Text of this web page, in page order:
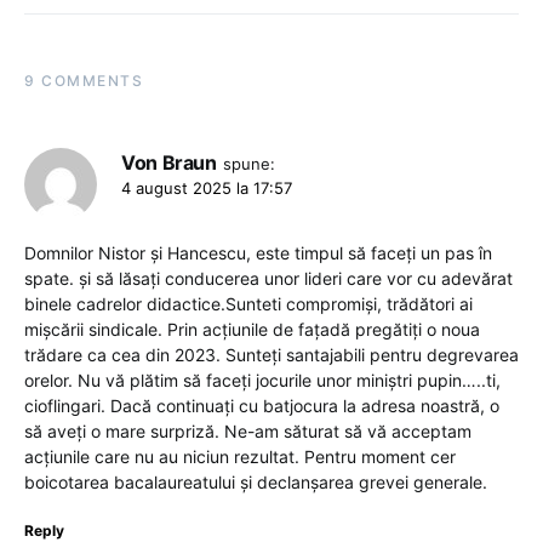
9 COMMENTS
Von Braun spune:
4 august 2025 la 17:57
Domnilor Nistor și Hancescu, este timpul să faceți un pas în
spate. și să lăsați conducerea unor lideri care vor cu adevărat
binele cadrelor didactice.Sunteti compromiși, trădători ai
mișcării sindicale. Prin acțiunile de fațadă pregătiți o noua
trădare ca cea din 2023. Sunteți santajabili pentru degrevarea
orelor. Nu vă plătim să faceți jocurile unor miniștri pupin…..ti,
cioflingari. Dacă continuați cu batjocura la adresa noastră, o
să aveți o mare surpriză. Ne-am săturat să vă acceptam
acțiunile care nu au niciun rezultat. Pentru moment cer
boicotarea bacalaureatului și declanșarea grevei generale.
Reply